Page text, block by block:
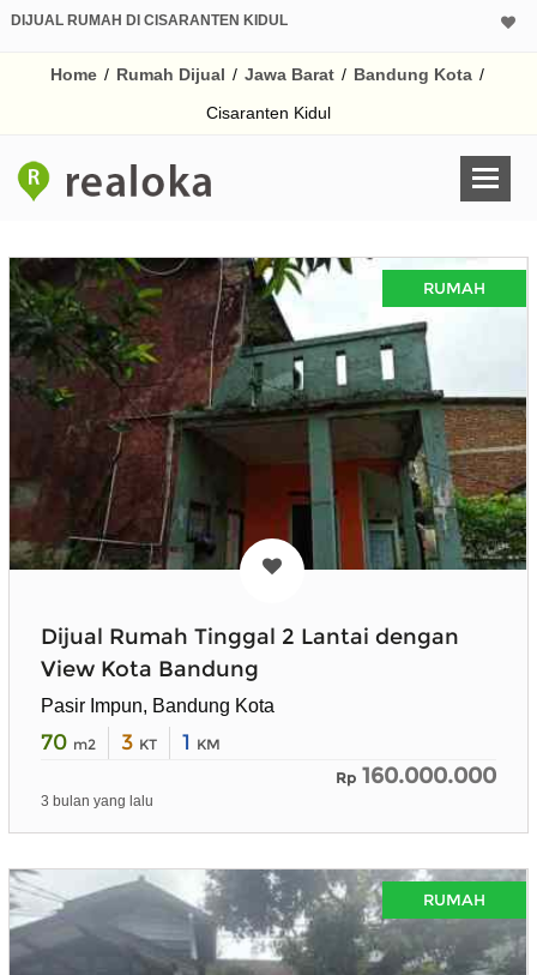
DIJUAL RUMAH DI CISARANTEN KIDUL
Home / Rumah Dijual / Jawa Barat / Bandung Kota /
Cisaranten Kidul
RUMAH
Dijual Rumah Tinggal 2 Lantai dengan
View Kota Bandung
Pasir Impun, Bandung Kota
70 m2 3 KT 1 KM
Rp 160.000.000
3 bulan yang lalu
RUMAH